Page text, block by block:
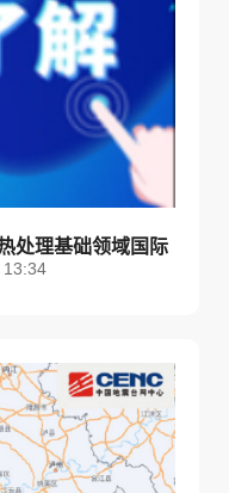
处理基础领域国际